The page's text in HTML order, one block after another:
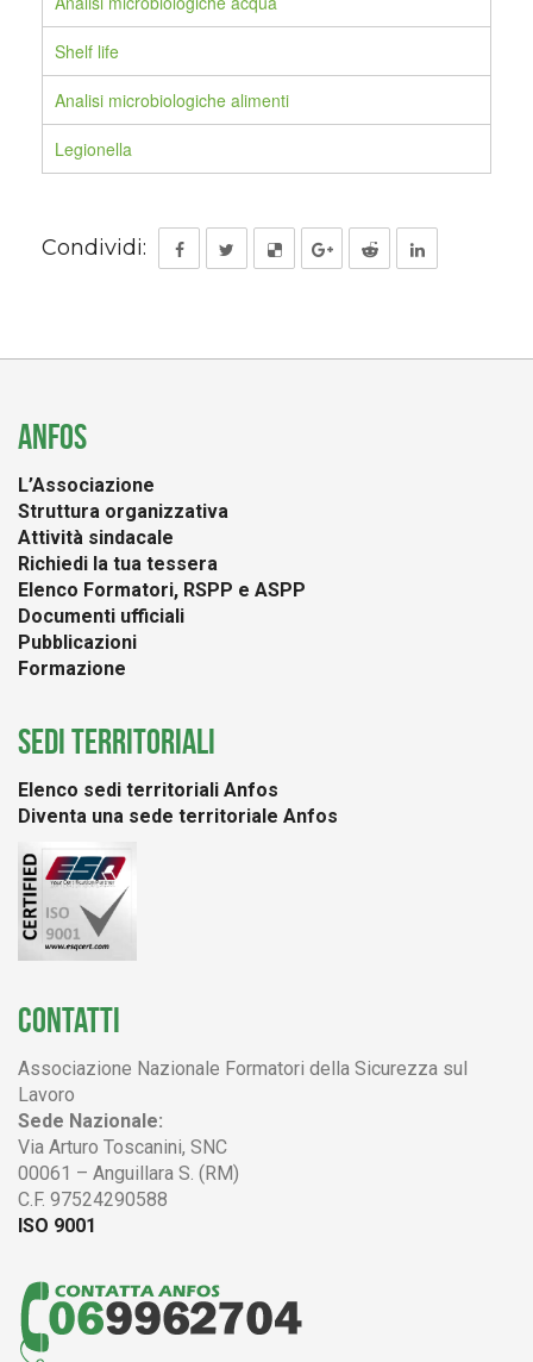
Shelf life
Analisi microbiologiche alimenti
Legionella
Condividi:
ANFOS
L’Associazione
Struttura organizzativa
Attività sindacale
Richiedi la tua tessera
Elenco Formatori, RSPP e ASPP
Documenti ufficiali
Pubblicazioni
Formazione
SEDI TERRITORIALI
Elenco sedi territoriali Anfos
Diventa una sede territoriale Anfos
CONTATTI
Associazione Nazionale Formatori della Sicurezza sul
Lavoro
Sede Nazionale:
Via Arturo Toscanini, SNC
00061 – Anguillara S. (RM)
C.F. 97524290588
ISO 9001